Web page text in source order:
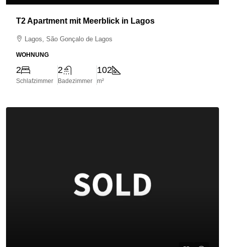
T2 Apartment mit Meerblick in Lagos
Lagos, São Gonçalo de Lagos
WOHNUNG
2
Schlafzimmer
2
Badezimmer
102
m²